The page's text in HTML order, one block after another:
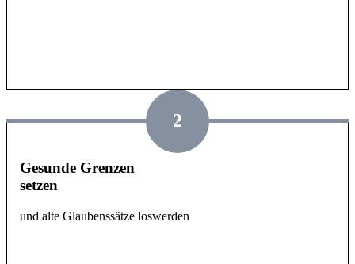
2
Gesunde Grenzen
setzen
und alte Glaubenssätze loswerden